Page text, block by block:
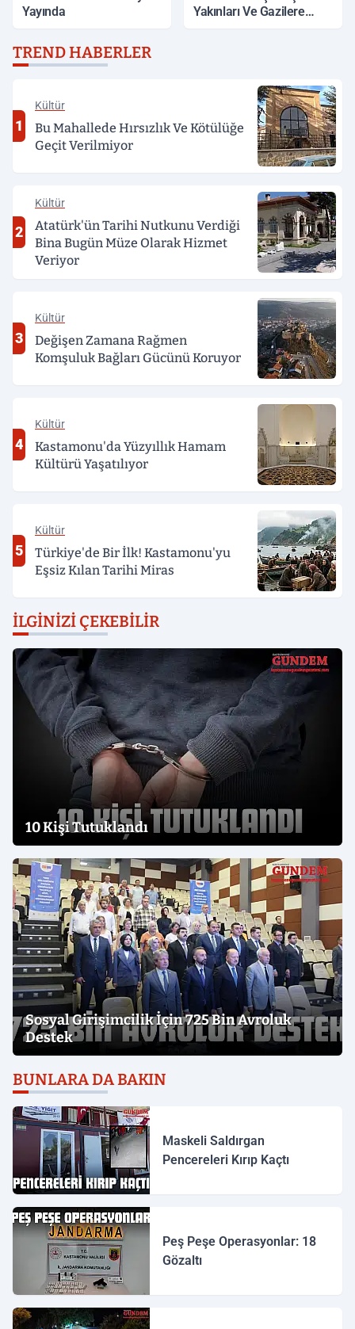
Yayında
Yakınları Ve Gazilere
TREND HABERLER
1
Kültür
Bu Mahallede Hırsızlık Ve Kötülüğe
Geçit Verilmiyor
2
Kültür
Atatürk'ün Tarihi Nutkunu Verdiği
Bina Bugün Müze Olarak Hizmet
Veriyor
3
Kültür
Değişen Zamana Rağmen
Komşuluk Bağları Gücünü Koruyor
4
Kültür
Kastamonu'da Yüzyıllık Hamam
Kültürü Yaşatılıyor
5
Kültür
Türkiye'de Bir İlk! Kastamonu'yu
Eşsiz Kılan Tarihi Miras
İLGINIZI ÇEKEBILIR
10 Kişi Tutuklandı
Sosyal Girişimcilik İçin 725 Bin Avroluk
Destek
BUNLARA DA BAKIN
Maskeli Saldırgan
Pencereleri Kırıp Kaçtı
Peş Peşe Operasyonlar: 18
Gözaltı